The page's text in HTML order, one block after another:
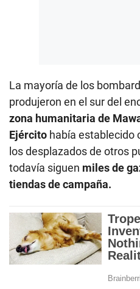
La mayoría de los
produjeron en el sur del
zona humanitaria de
Ejército había establecido
los desplazados de otros
todavía siguen miles de
tiendas de campaña.